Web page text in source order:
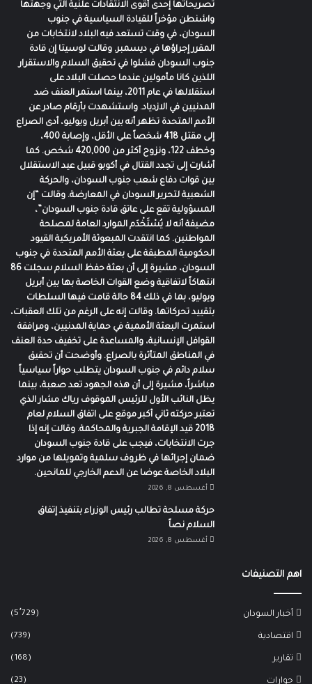
تصريحاتها إحدى أقوى الانتقادات علنية التي وجهتها
واشنطن مؤخراً للقيادة السياسية في جنوب
السودان، في وقت تستعد فيه البلاد لانتخابات من
المقرر إجراؤها في ديسمبر. وقالت لوسيتا إن قادة
جنوب السودان فشلوا في تحقيق السلام والاستقرار
اللذين كانا مأمولين عندما حصلت البلاد على
استقلالها في عام 2011، بينما استمر العنف ضد
المدنيين في الازدياد. واستشهدت بأرقام صادر عن
الأمم المتحدة تظهر أنه بين أبريل ويوليو، أدى الصراع
إلى مقتل 418 شخصاً على الأقل، وإصابة 400،
وخطف 122، ونزوح أكثر من 420,000 شخص. كما
أشارت إلى تجدد القتال في أكوبو قبيل عيد الاستقلال
بين قوات دفاع شعب جنوب السودان، والحركة
الشعبية لتحرير السودان في المعارضة. وقالت “إن
المسؤولية تقع على عاتق قادة جنوب السودان”،
مضيفة أنه لا يُسْتَخْدَم الموارد العامة لمصلحة
المواطنين. كما انتقدت المبعوثة الأمريكية القيود
الحكومية المطبقة على بعثة الأمم المتحدة في جنوب
السودان، مشيرة إلى أن بعثة حفظ السلام سجلت 86
انتهاكاً لاتفاقية وضع القوات الخاصة بها بين أبريل
ويوليو، بما في ذلك 84 حالة قامت فيها السلطات
بتقييد تحركاتها. وقالت إنه على الرغم من تلك العقبات،
استمرت البعثة الأممية في حماية المدنيين، ومرافقة
القوافل الإنسانية، والمساعدة على تخفيف حدة العنف
في المناطق المتأثرة بالصراع. وأوضحت أن تحقيق
سلام دائم في جنوب السودان يتطلب حواراً سياسياً
مباشراً، مشيرة إلى أن هذه الجهود تعد صعبة، بينما
يظل النائب الأول للرئيس الموقوف رياك مشار الذي
تعتبر حركته ثاني أكبر موقع على اتفاق السلام لعام
2018 قيد الإقامة الجبرية والمحاكمة. وقالت إنه إذا
جرت الانتخابات، فيجب على قادة جنوب السودان
ضمان إجرائها في ظروف سلمية وتمويلها من موارد
البلاد الخاصة عوضا عن الدعم الخارجي للمانحين.
أغسطس 8, 2026
حركة مسلحة تطالب رئيس الوزراء بتنفيذ إتفاق
السلام نصاً
أغسطس 8, 2026
اهم التصنيفات
أخبار السودان (5٬729)
اقتصادية (739)
تقارير (168)
حوارات (23)